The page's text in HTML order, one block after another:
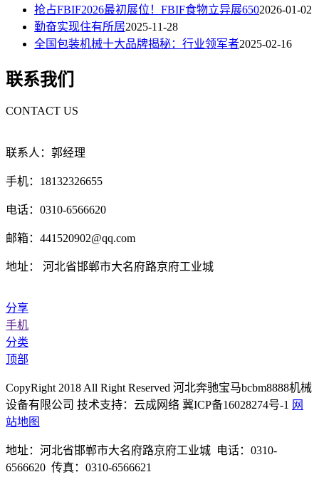
抢占FBIF2026最初展位！FBIF食物立异展6502026-01-02
勤奋实现住有所居2025-11-28
全国包装机械十大品牌揭秘：行业领军者2025-02-16
联系我们
CONTACT US
联系人：郭经理
手机：18132326655
电话：0310-6566620
邮箱：441520902@qq.com
地址： 河北省邯郸市大名府路京府工业城
分享
手机
分类
顶部
CopyRight 2018 All Right Reserved 河北奔驰宝马bcbm8888机械
设备有限公司 技术支持：云成网络 冀ICP备16028274号-1 网
站地图
地址：河北省邯郸市大名府路京府工业城 电话：0310-
6566620 传真：0310-6566621